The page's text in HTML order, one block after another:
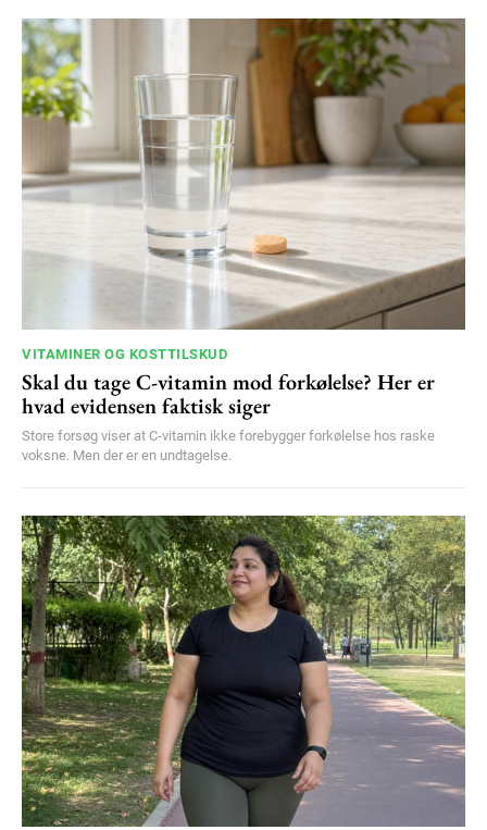
100DKK
Etiam est nibh, lobortis sit
Praesent euismod ac
Ut mollis pellentesque tortor
Nullam eu erat condimentum
Donec quis est ac felis
Orci varius natoque dolor
YEARLY PRICING MONTHLY PRICING
VITAMINER OG KOSTTILSKUD
Skal du tage C-vitamin mod forkølelse? Her er
hvad evidensen faktisk siger
Store forsøg viser at C-vitamin ikke forebygger forkølelse hos raske
voksne. Men der er en undtagelse.